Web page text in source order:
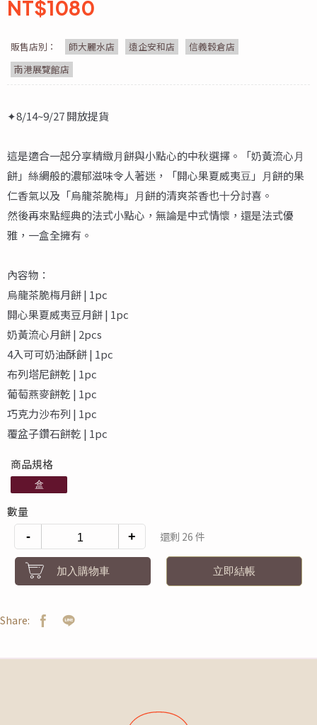
NT$1080
販售店別： 師大麗水店 遠企安和店
信義穀倉店
南港展覽館店
✦8/14~9/27 開放提貨
這是適合⼀起分享精緻⽉餅與⼩點⼼的中秋選擇。「奶黃流⼼⽉
餅」絲綢般的濃郁滋味令⼈著迷，「開⼼果夏威夷⾖」⽉餅的果
仁香氣以及「烏龍茶脆梅」⽉餅的清爽茶香也⼗分討喜。
然後再來點經典的法式⼩點⼼，無論是中式情懷，還是法式優
雅，⼀盒全擁有。
內容物：
烏龍茶脆梅月餅 | 1pc
開心果夏威夷豆月餅 | 1pc
奶黃流心月餅 | 2pcs
4入可可奶油酥餅 | 1pc
布列塔尼餅乾 | 1pc
葡萄燕麥餅乾 | 1pc
巧克力沙布列 | 1pc
覆盆子鑽石餅乾 | 1pc
商品規格
盒
數量
- + 還剩 26 件
加入購物車 立即結帳
Share: